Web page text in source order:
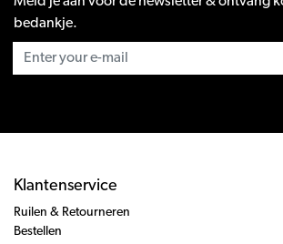
bedankje.
Klantenservice
Ruilen & Retourneren
Bestellen